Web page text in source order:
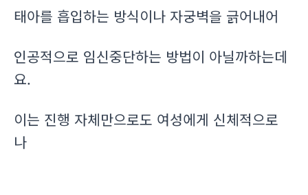
태아를 흡입하는 방식이나 자궁벽을 긁어내어
인공적으로 임신중단하는 방법이 아닐까하는데
요.
이는 진행 자체만으로도 여성에게 신체적으로
나